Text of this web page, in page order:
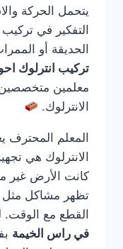
يتحمل الحركة
التفكير في تركيب
الحديقة أو
تركيب انترلوك
معلمين
الانترلوك.
المعلم
الانترلوك هي
كانت الأرض غير
تظهر مشاكل
القطع مع الوقت.
في راس الخيمة